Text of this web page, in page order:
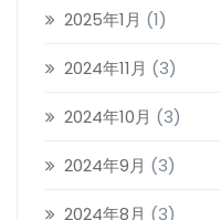
2025年1月 (1)
2024年11月 (3)
2024年10月 (3)
2024年9月 (3)
2024年8月 (3)